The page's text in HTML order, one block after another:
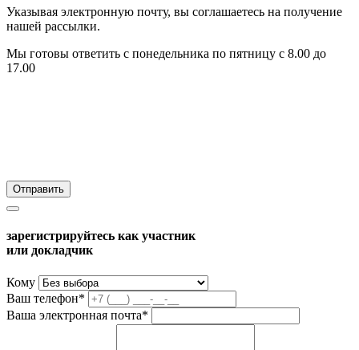
Указывая электронную почту, вы соглашаетесь на получение
нашей рассылки.
Мы готовы ответить с понедельника по пятницу с 8.00 до
17.00
зарегистрируйтесь как участник
или докладчик
Кому
Ваш телефон*
Ваша электронная почта*